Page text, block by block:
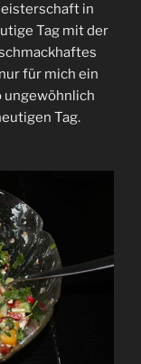
in
Tag mit der
für mich ein
ungewöhnlich
Tag.